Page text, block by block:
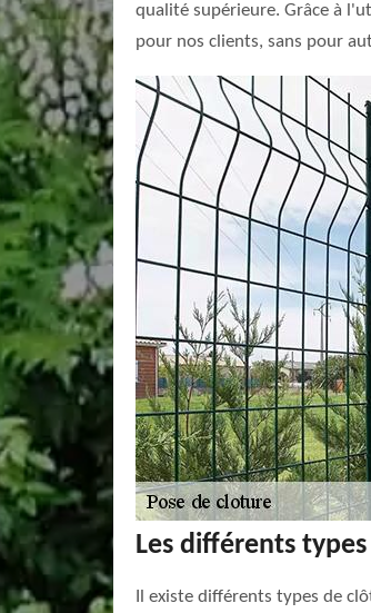
qualité supérieure. Grâce à
pour nos clients, sans pour
Les différents
Il existe différents types de